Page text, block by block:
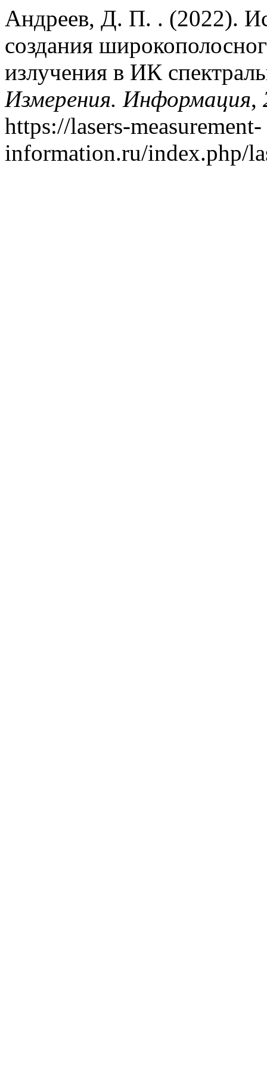
Андреев, Д. П. . (2022).
создания
излучения в ИК
Измерения. Информация,
https://lasers-measurement-
information.ru/index.php/